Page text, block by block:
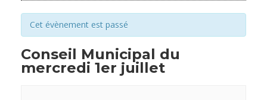
Cet évènement est passé
Conseil Municipal du
mercredi 1er juillet